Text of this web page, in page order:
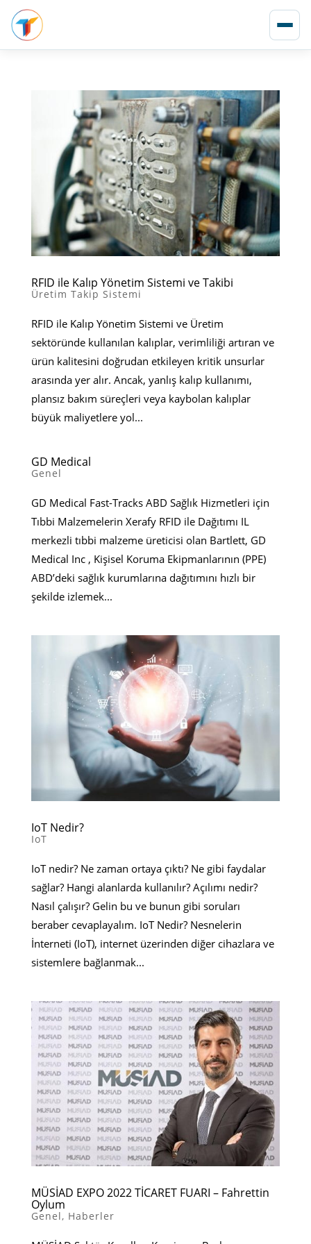
RFID ile Kalıp Yönetim Sistemi ve Takibi
Üretim Takip Sistemi
RFID ile Kalıp Yönetim Sistemi ve Üretim
sektöründe kullanılan kalıplar, verimliliği artıran ve
ürün kalitesini doğrudan etkileyen kritik unsurlar
arasında yer alır. Ancak, yanlış kalıp kullanımı,
plansız bakım süreçleri veya kaybolan kalıplar
büyük maliyetlere yol...
GD Medical
Genel
GD Medical Fast-Tracks ABD Sağlık Hizmetleri için
Tıbbi Malzemelerin Xerafy RFID ile Dağıtımı IL
merkezli tıbbi malzeme üreticisi olan Bartlett, GD
Medical Inc , Kişisel Koruma Ekipmanlarının (PPE)
ABD’deki sağlık kurumlarına dağıtımını hızlı bir
şekilde izlemek...
IoT Nedir?
IoT
IoT nedir? Ne zaman ortaya çıktı? Ne gibi faydalar
sağlar? Hangi alanlarda kullanılır? Açılımı nedir?
Nasıl çalışır? Gelin bu ve bunun gibi soruları
beraber cevaplayalım. IoT Nedir? Nesnelerin
İnterneti (IoT), internet üzerinden diğer cihazlara ve
sistemlere bağlanmak...
MÜSİAD EXPO 2022 TİCARET FUARI – Fahrettin
Oylum
Genel, Haberler